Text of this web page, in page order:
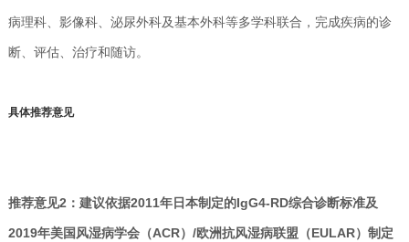
病理科、影像科、泌尿外科及基本外科等多学科联合，完成疾病的诊
断、评估、治疗和随访。
具体推荐意见
推荐意见2：建议依据2011年日本制定的IgG4-RD综合诊断标准及
2019年美国风湿病学会（ACR）/欧洲抗风湿病联盟（EULAR）制定